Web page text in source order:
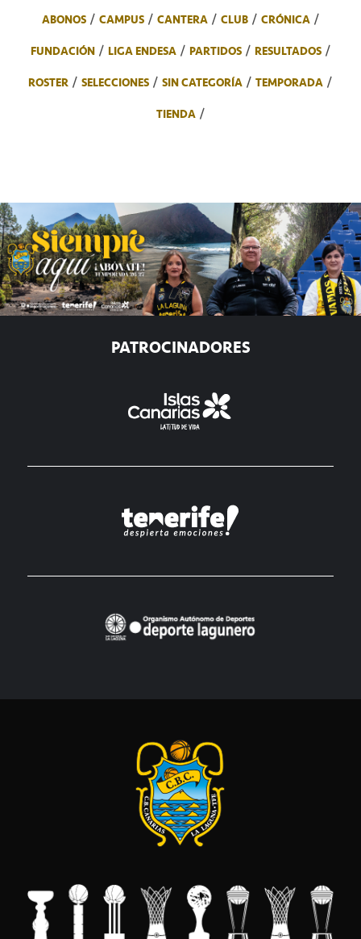
ABONOS CAMPUS CANTERA CLUB
CRÓNICA
FUNDACIÓN
LIGA ENDESA PARTIDOS
RESULTADOS
ROSTER
SELECCIONES SIN CATEGORÍA
TEMPORADA
TIENDA
PATROCINADORES